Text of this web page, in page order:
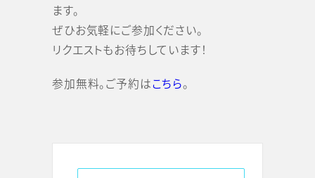
ます。
ぜひお気軽にご参加ください。
リクエストもお待ちしています！
参加無料。ご予約はこちら。